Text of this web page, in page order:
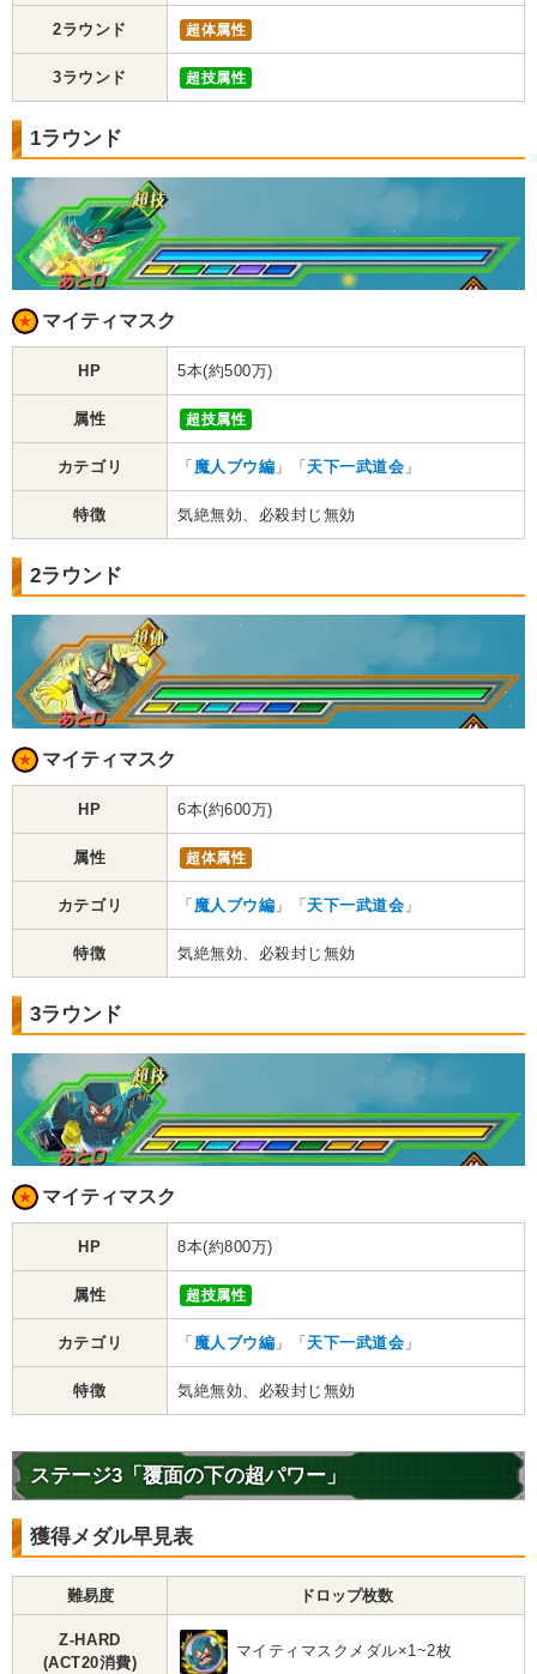
2ラウンド 超体属性
3ラウンド 超技属性
1ラウンド
マイティマスク
HP 5本(約500万)
属性 超技属性
カテゴリ 「 魔人ブウ編 」「 天下一武道会 」
特徴 気絶無効、必殺封じ無効
2ラウンド
マイティマスク
HP 6本(約600万)
属性 超体属性
カテゴリ 「 魔人ブウ編 」「天下一武道会 」
特徴 気絶無効、必殺封じ無効
3ラウンド
マイティマスク
HP 8本(約800万)
属性 超技属性
カテゴリ 「 魔人ブウ編 」「 天下一武道会 」
特徴 気絶無効、必殺封じ無効
ステージ3「覆面の下の超パワー」
獲得メダル早見表
難易度 ドロップ枚数
Z-HARD
(ACT20消費)
マイティマスクメダル×1~2枚